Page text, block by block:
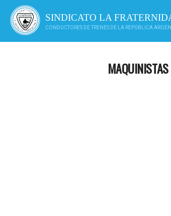
contenido
SINDICATO LA
CONDUCTORES DE TRENES DE LA REPÚBLICA